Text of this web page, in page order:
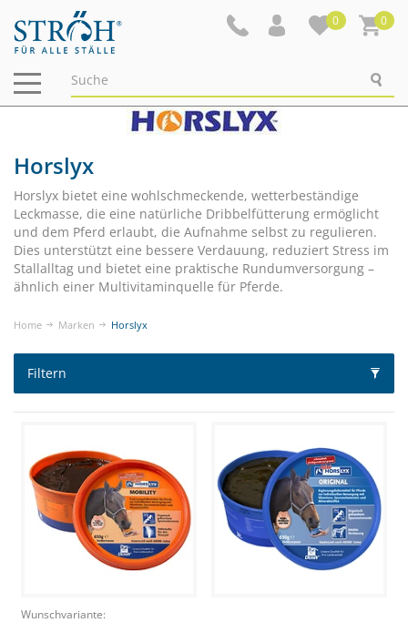
0 0
Navigation
ein-/ausblenden
Horslyx
Horslyx bietet eine wohlschmeckende, wetterbeständige
Leckmasse, die eine natürliche Dribbelfütterung ermöglicht
und dem Pferd erlaubt, die Aufnahme selbst zu regulieren.
Dies unterstützt eine bessere Verdauung, reduziert Stress im
Stallalltag und bietet eine praktische Rundumversorgung –
ähnlich einer Multivitaminquelle für Pferde.
Home Marken Horslyx
Filtern
Wunschvariante: